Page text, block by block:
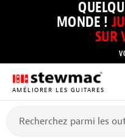
MONDE !
SUR
AMÉLIORER LES GUITARES